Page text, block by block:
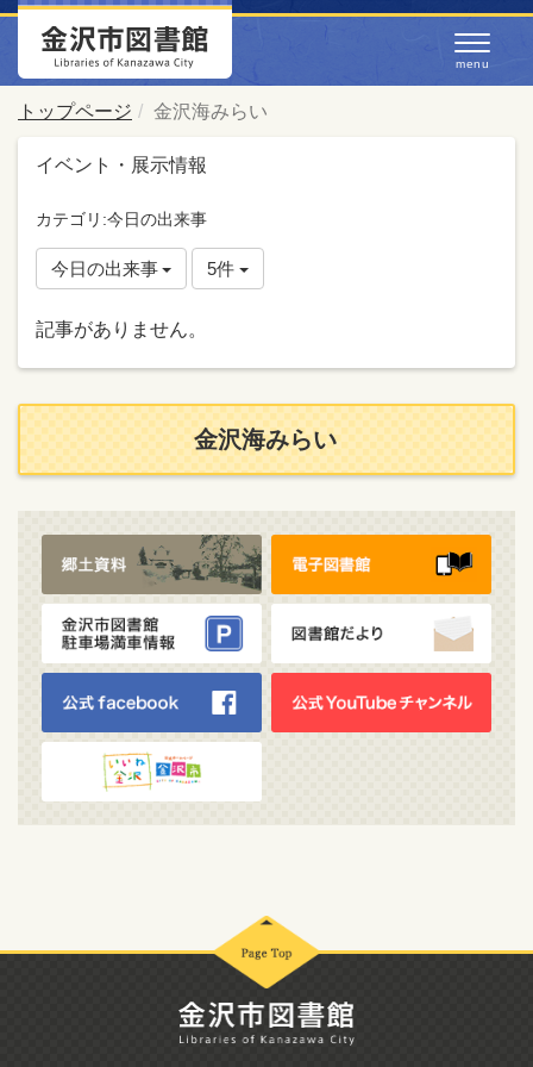
トップページ 金沢海みらい
イベント・展示情報
カテゴリ:今日の出来事
今日の出来事 5件
記事がありません。
金沢海みらい